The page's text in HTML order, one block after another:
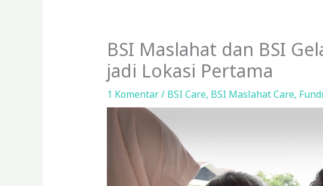
BSI Maslahat dan BSI
jadi Lokasi Pertama
1 Komentar/ BSI Care, BSI Maslahat Care,